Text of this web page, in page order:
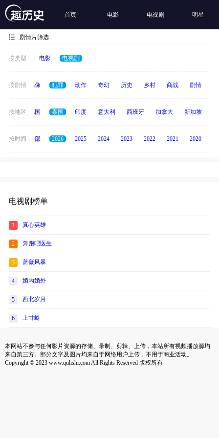
首页 电影 电视剧 明星
剧情片筛选
按类型 电影 电视剧
按剧情青春偶像 犯罪 动作 奇幻 历史 乡村 商战 剧情
按地区
韩国 德国 泰国 印度 意大利 西班牙 加拿大 新加坡
按时间 全部 2026 2025 2024 2023 2022 2021 2020
电视剧榜单
1 真心英雄
2 奔跑吧医生
3 蔷薇风暴
4 婚内婚外
5 西北岁月
6 上甘岭
本网站不参与任何影片资源的存储、录制、剪辑、上传，本站所有视频播放源均
来自第三方。部分文字及图片均来自于网络用户上传，不用于商业活动。
Copyright © 2023 www.qulishi.com All Rights Reserved 版权所有